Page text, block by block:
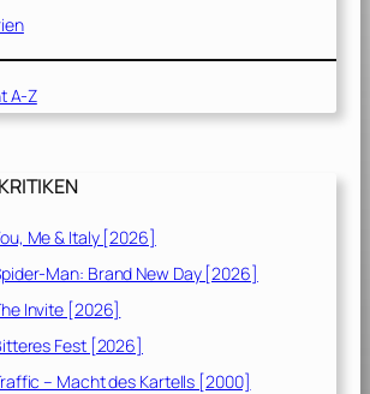
A-Z
Me & Italy [2026]
Man: Brand New Day [2026]
Invite [2026]
Fest [2026]
– Macht des Kartells [2000]